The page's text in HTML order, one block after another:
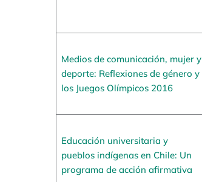
Medios de comunicación, mujer y
deporte: Reflexiones de género y
los Juegos Olímpicos 2016
Educación universitaria y
pueblos indígenas en Chile: Un
programa de acción afirmativa